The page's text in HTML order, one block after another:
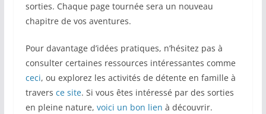
sorties. Chaque page tournée sera un nouveau
chapitre de vos aventures.
Pour davantage d’idées pratiques, n’hésitez pas à
consulter certaines ressources intéressantes comme
ceci, ou explorez les activités de détente en famille à
travers ce site. Si vous êtes intéressé par des sorties
en pleine nature, voici un bon lien à découvrir.